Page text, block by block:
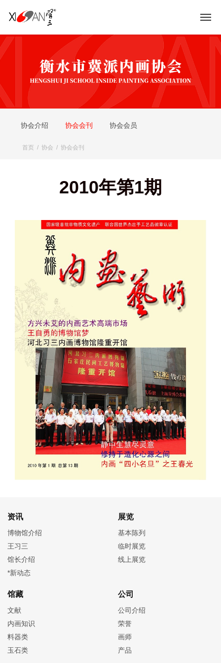
协会介绍 协会会刊 协会会员
首页 / 协会 / 协会会刊
2010年第1期
资讯
博物馆介绍
王习三
馆长介绍
*新动态
展览
基本陈列
临时展览
线上展览
馆藏
文献
内画知识
料器类
玉石类
公司
公司介绍
荣誉
画师
产品